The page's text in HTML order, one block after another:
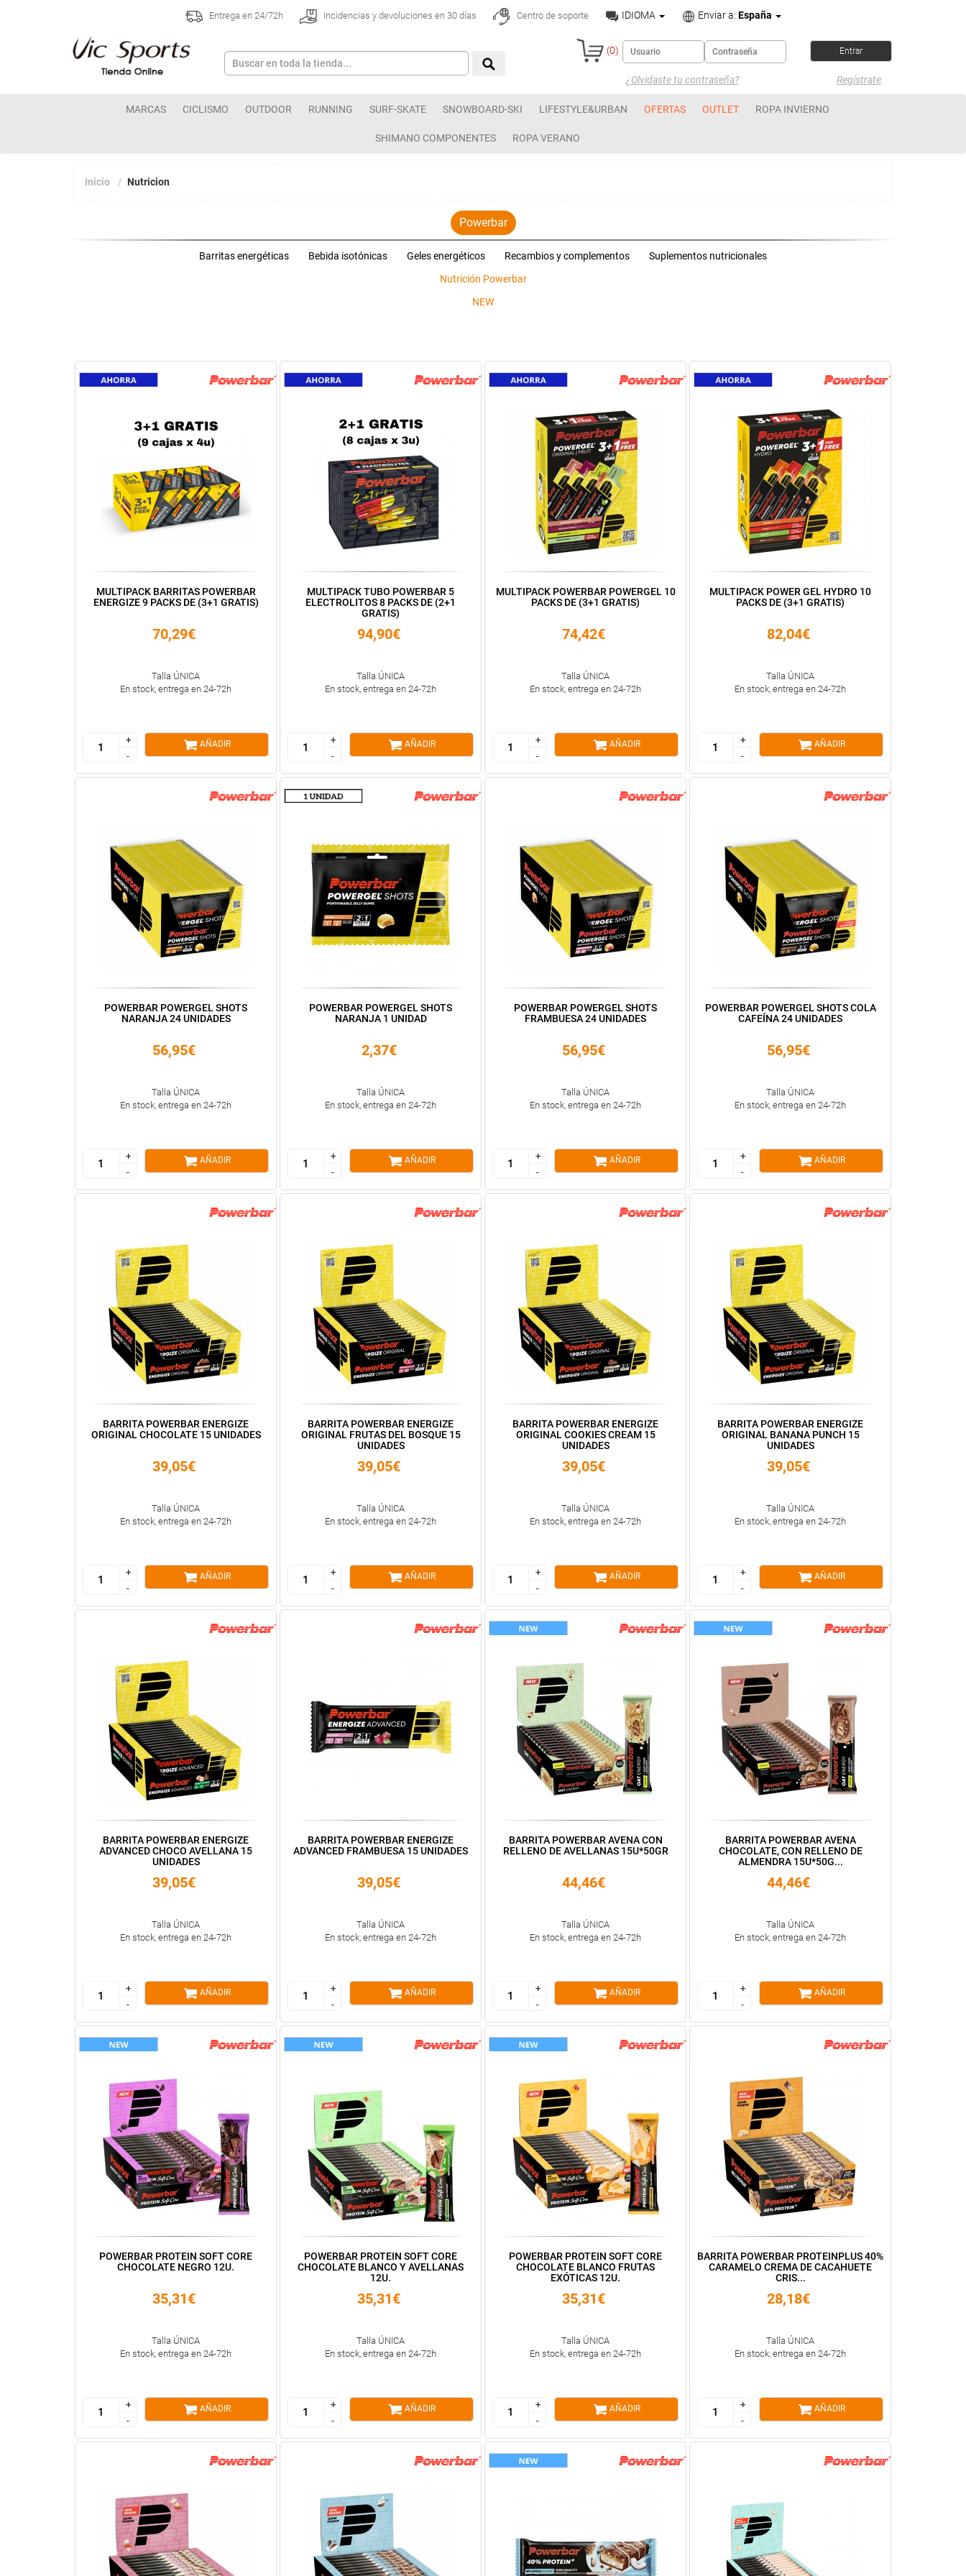
Entrega en 24/72h Incidencias y devoluciones en 30 días Centro de soporte IDIOMA Enviar a: España
(0)
¿Olvidaste tu contraseña? Regístrate
MARCAS CICLISMO OUTDOOR RUNNING SURF-SKATE SNOWBOARD-SKI LIFESTYLE&URBAN OFERTAS OUTLET ROPA INVIERNO
SHIMANO COMPONENTES ROPA VERANO
Inicio Nutricion
Powerbar
Barritas energéticas Bebida isotónicas Geles energéticos Recambios y complementos
Suplementos nutricionales
Nutrición Powerbar
NEW
MULTIPACK BARRITAS POWERBAR
ENERGIZE 9 PACKS DE (3+1 GRATIS)
70,29€
Talla ÚNICA
En stock, entrega en 24-72h
+
-
+
-
AÑADIR
MULTIPACK TUBO POWERBAR 5
ELECTROLITOS 8 PACKS DE (2+1
GRATIS)
94,90€
Talla ÚNICA
En stock, entrega en 24-72h
+
-
+
-
AÑADIR
MULTIPACK POWERBAR POWERGEL 10
PACKS DE (3+1 GRATIS)
74,42€
Talla ÚNICA
En stock, entrega en 24-72h
+
-
+
-
AÑADIR
MULTIPACK POWER GEL HYDRO 10
PACKS DE (3+1 GRATIS)
82,04€
Talla ÚNICA
En stock, entrega en 24-72h
+
-
+
-
AÑADIR
POWERBAR POWERGEL SHOTS
NARANJA 24 UNIDADES
56,95€
Talla ÚNICA
En stock, entrega en 24-72h
+
-
+
-
AÑADIR
POWERBAR POWERGEL SHOTS
NARANJA 1 UNIDAD
2,37€
Talla ÚNICA
En stock, entrega en 24-72h
+
-
+
-
AÑADIR
POWERBAR POWERGEL SHOTS
FRAMBUESA 24 UNIDADES
56,95€
Talla ÚNICA
En stock, entrega en 24-72h
+
-
+
-
AÑADIR
POWERBAR POWERGEL SHOTS COLA
CAFEÍNA 24 UNIDADES
56,95€
Talla ÚNICA
En stock, entrega en 24-72h
+
-
+
-
AÑADIR
BARRITA POWERBAR ENERGIZE
ORIGINAL CHOCOLATE 15 UNIDADES
39,05€
Talla ÚNICA
En stock, entrega en 24-72h
+
-
+
-
AÑADIR
BARRITA POWERBAR ENERGIZE
ORIGINAL FRUTAS DEL BOSQUE 15
UNIDADES
39,05€
Talla ÚNICA
En stock, entrega en 24-72h
+
-
+
-
AÑADIR
BARRITA POWERBAR ENERGIZE
ORIGINAL COOKIES CREAM 15
UNIDADES
39,05€
Talla ÚNICA
En stock, entrega en 24-72h
+
-
+
-
AÑADIR
BARRITA POWERBAR ENERGIZE
ORIGINAL BANANA PUNCH 15
UNIDADES
39,05€
Talla ÚNICA
En stock, entrega en 24-72h
+
-
+
-
AÑADIR
BARRITA POWERBAR ENERGIZE
ADVANCED CHOCO AVELLANA 15
UNIDADES
39,05€
Talla ÚNICA
En stock, entrega en 24-72h
+
-
+
-
AÑADIR
BARRITA POWERBAR ENERGIZE
ADVANCED FRAMBUESA 15 UNIDADES
39,05€
Talla ÚNICA
En stock, entrega en 24-72h
+
-
+
-
AÑADIR
BARRITA POWERBAR AVENA CON
RELLENO DE AVELLANAS 15U*50GR
44,46€
Talla ÚNICA
En stock, entrega en 24-72h
+
-
+
-
AÑADIR
BARRITA POWERBAR AVENA
CHOCOLATE, CON RELLENO DE
ALMENDRA 15U*50G...
44,46€
Talla ÚNICA
En stock, entrega en 24-72h
+
-
+
-
AÑADIR
POWERBAR PROTEIN SOFT CORE
CHOCOLATE NEGRO 12U.
35,31€
Talla ÚNICA
En stock, entrega en 24-72h
+
-
+
-
AÑADIR
POWERBAR PROTEIN SOFT CORE
CHOCOLATE BLANCO Y AVELLANAS
12U.
35,31€
Talla ÚNICA
En stock, entrega en 24-72h
+
-
+
-
AÑADIR
POWERBAR PROTEIN SOFT CORE
CHOCOLATE BLANCO FRUTAS
EXÓTICAS 12U.
35,31€
Talla ÚNICA
En stock, entrega en 24-72h
+
-
+
-
AÑADIR
BARRITA POWERBAR PROTEINPLUS 40%
CARAMELO CREMA DE CACAHUETE
CRIS...
28,18€
Talla ÚNICA
En stock, entrega en 24-72h
+
-
+
-
AÑADIR